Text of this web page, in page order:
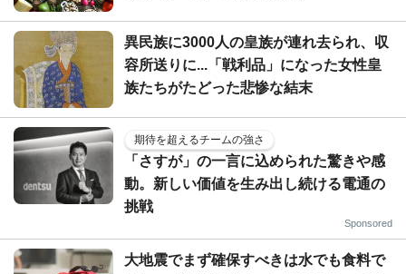
異民族に3000人の皇族が連れ去られ、収
容所送りに...「戦利品」になった女性皇
族たちがたどった悲惨な結末
期待を超えるチームの強さ
「さすが」の一言に込められた驚きや感
動。新しい価値を生み出し続ける電通の
挑戦
Sponsored
大地震でまず確保すべきは水でも食料で